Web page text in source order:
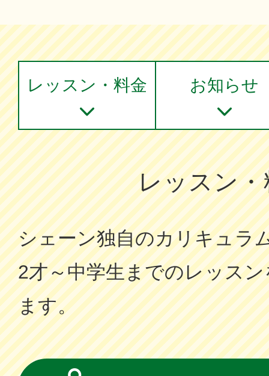
レッスン・料金 お知らせ
レッスン・
シェーン独⾃のカリキュラ
2才～中学⽣までのレッス
ます。